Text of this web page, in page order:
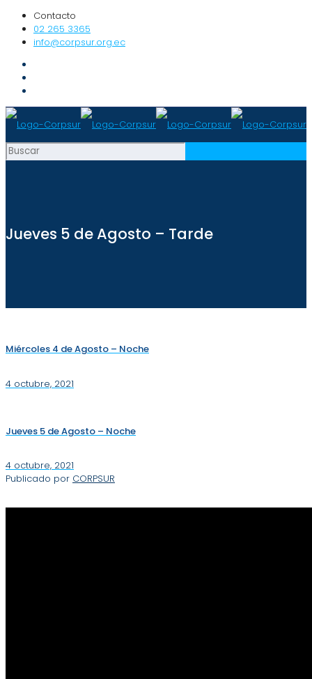
Contacto
02 265 3365
info@corpsur.org.ec
Jueves 5 de Agosto – Tarde
Miércoles 4 de Agosto – Noche
4 octubre, 2021
Jueves 5 de Agosto – Noche
4 octubre, 2021
Publicado por CORPSUR